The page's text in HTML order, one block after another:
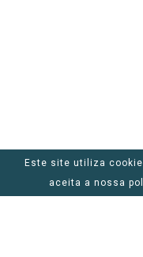
Este site utiliza
aceita a nossa